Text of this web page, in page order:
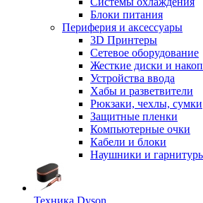
Блоки питания
Периферия и аксессуары
3D Принтеры
Сетевое оборудование
Жесткие диски и
Устройства ввода
Хабы и разветвители
Рюкзаки, чехлы, сумки
Защитные пленки
Компьютерные очки
Кабели и блоки
Наушники и
Техника Dyson